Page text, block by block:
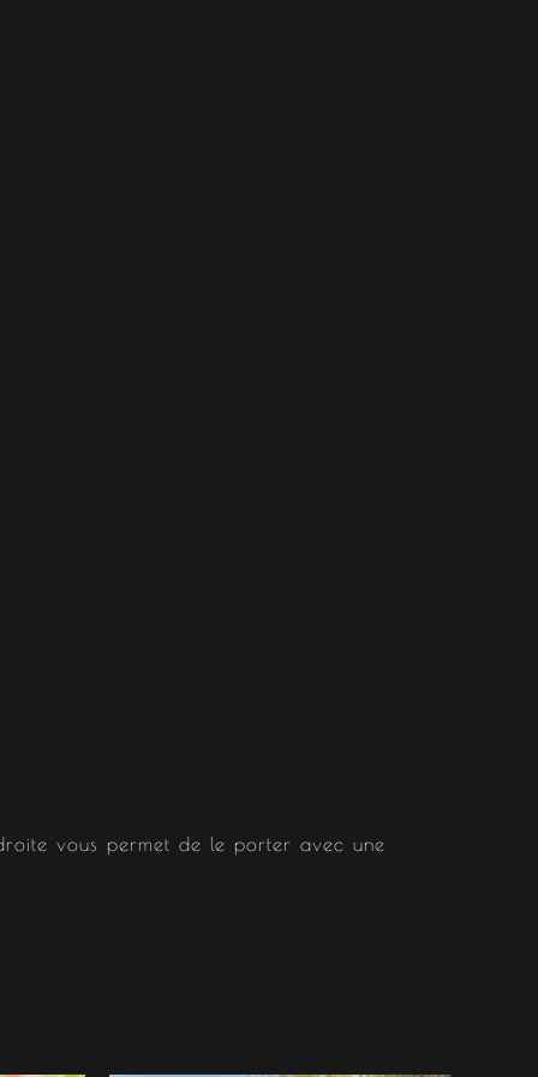
vous permet de le porter avec une